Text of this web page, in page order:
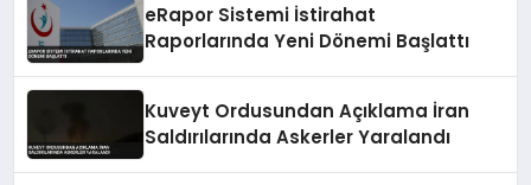
eRapor Sistemi İstirahat
Raporlarında Yeni Dönemi Başlattı
Kuveyt Ordusundan Açıklama İran
Saldırılarında Askerler Yaralandı